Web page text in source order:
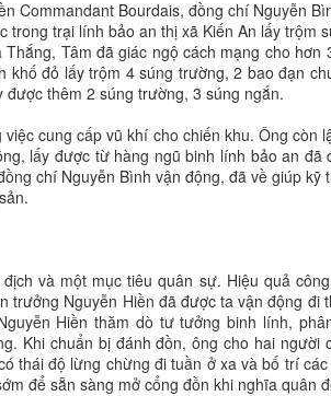
Commandant Bourdais, đồng chí Nguyễn
trại lính bảo an thị xã Kiến An lấy trộm
Tâm đã giác ngộ cách mạng cho hơn
đỏ lấy trộm 4 súng trường, 2 bao đạn
thêm 2 súng trường, 3 súng ngắn.
cung cấp vũ khí cho chiến khu. Ông còn
lấy được từ hàng ngũ binh lính bảo an đã
chí Nguyễn Bình vận động, đã về giúp kỹ
và một mục tiêu quân sự. Hiệu quả
trưởng Nguyễn Hiền đã được ta vận động đi
Hiền thăm dò tư tưởng binh lính,
Khi chuẩn bị đánh đồn, ông cho hai người
thái độ lừng chừng đi tuần ở xa và bố trí
để sẵn sàng mở cổng đồn khi nghĩa quân